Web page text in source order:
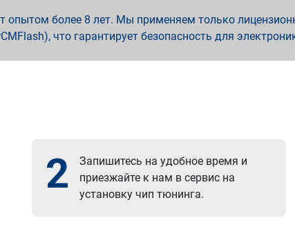
более 8 лет. Мы применяем только
что гарантирует безопасность для
2
Запишитесь на удобное время и
приезжайте к нам в сервис на
установку чип тюнинга.